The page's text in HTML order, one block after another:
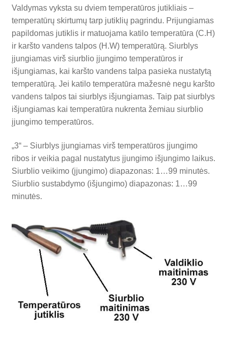
Valdymas vyksta su dviem temperatūros jutikliais –
temperatūrų skirtumų tarp jutiklių pagrindu. Prijungiamas
papildomas jutiklis ir matuojama katilo temperatūra (C.H)
ir karšto vandens talpos (H.W) temperatūrą. Siurblys
įjungiamas virš siurblio įjungimo temperatūros ir
išjungiamas, kai karšto vandens talpa pasieka nustatytą
temperatūrą. Jei katilo temperatūra mažesnė negu karšto
vandens talpos tai siurblys išjungiamas. Taip pat siurblys
išjungiamas kai temperatūra nukrenta žemiau siurblio
įjungimo temperatūros.
„3“ – Siurblys įjungiamas virš temperatūros įjungimo
ribos ir veikia pagal nustatytus įjungimo išjungimo laikus.
Siurblio veikimo (įjungimo) diapazonas: 1…99 minutės.
Siurblio sustabdymo (išjungimo) diapazonas: 1…99
minutės.